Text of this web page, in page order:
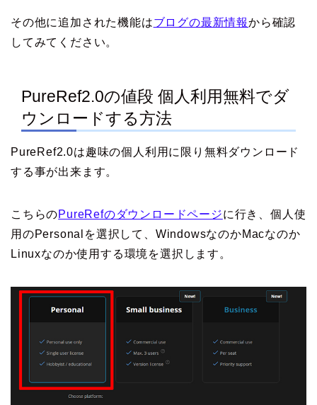
その他に追加された機能はブログの最新情報から確認
してみてください。
PureRef2.0の値段 個人利用無料でダ
ウンロードする方法
PureRef2.0は趣味の個人利用に限り無料ダウンロード
する事が出来ます。
こちらのPureRefのダウンロードページに行き、個人使
用のPersonalを選択して、WindowsなのかMacなのか
Linuxなのか使用する環境を選択します。